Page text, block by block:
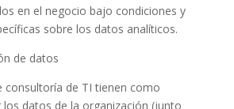
en el negocio bajo condiciones y
sobre los datos analíticos.
de datos
consultoría de TI tienen como
datos de la organización (junto